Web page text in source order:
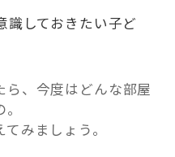
識しておきたい子ど
、今度はどんな部屋
みましょう。